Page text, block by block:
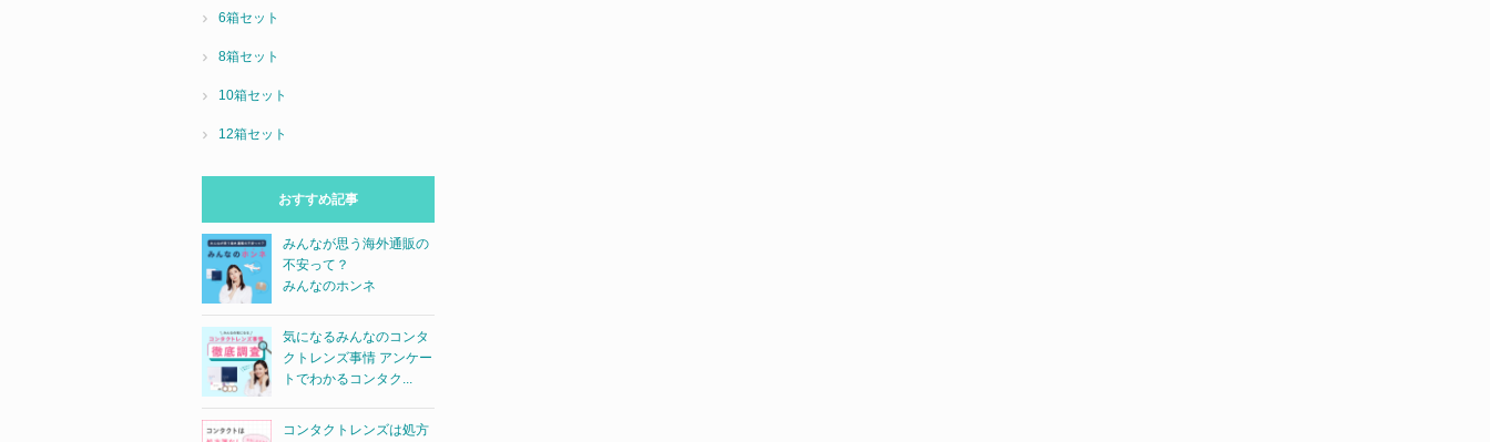
6箱セット
8箱セット
10箱セット
12箱セット
おすすめ記事
みんなが思う海外通販の
不安って？
みんなのホンネ
気になるみんなのコンタ
クトレンズ事情 アンケー
トでわかるコンタク...
コンタクトレンズは処方